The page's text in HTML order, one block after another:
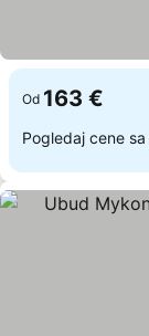
Od 163 €
Pogledaj cene sa